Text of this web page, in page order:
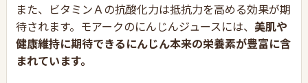
また、ビタミンＡの抗酸化力は抵抗力を高める効果が期
待されます。モアークのにんじんジュースには、 美肌や
健康維持に期待できるにんじん本来の栄養素が豊富に含
まれています。